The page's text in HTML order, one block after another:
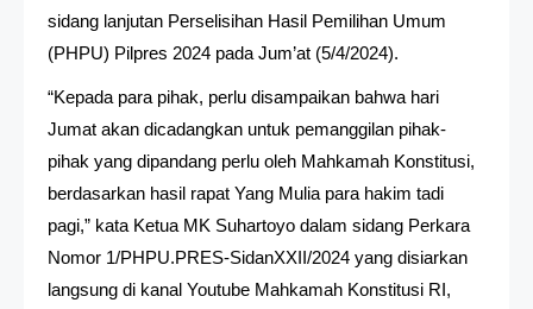
sidang lanjutan Perselisihan Hasil Pemilihan Umum
(PHPU) Pilpres 2024 pada Jum’at (5/4/2024).
“Kepada para pihak, perlu disampaikan bahwa hari
Jumat akan dicadangkan untuk pemanggilan pihak-
pihak yang dipandang perlu oleh Mahkamah Konstitusi,
berdasarkan hasil rapat Yang Mulia para hakim tadi
pagi,” kata Ketua MK Suhartoyo dalam sidang Perkara
Nomor 1/PHPU.PRES-SidanXXII/2024 yang disiarkan
langsung di kanal Youtube Mahkamah Konstitusi RI,